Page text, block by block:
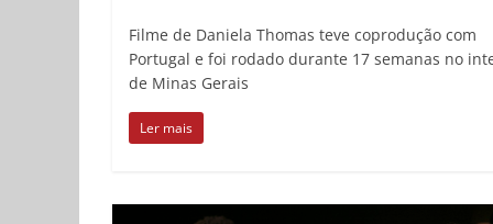
Filme de Daniela Thomas teve coprodução com
Portugal e foi rodado durante 17 semanas no
de Minas Gerais
Ler mais